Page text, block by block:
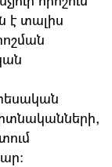
է տալիս